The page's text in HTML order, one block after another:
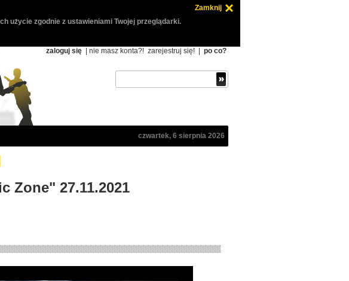
Zamknij
użycie zgodnie z ustawieniami Twojej przeglądarki.
zaloguj się | nie masz konta?! zarejestruj się! po co?
czwartek, 6 sierpnia 2026
Zone" 27.11.2021